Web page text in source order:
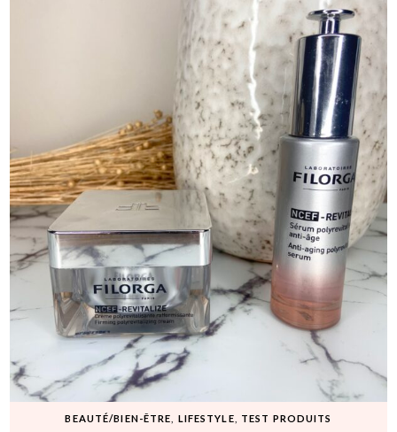
BEAUTÉ/BIEN-ÊTRE LIFESTYLE TEST PRODUITS